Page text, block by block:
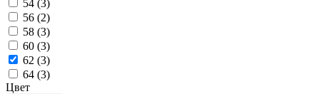
54 (3)
56 (2)
58 (3)
60 (3)
62 (3)
64 (3)
Цвет